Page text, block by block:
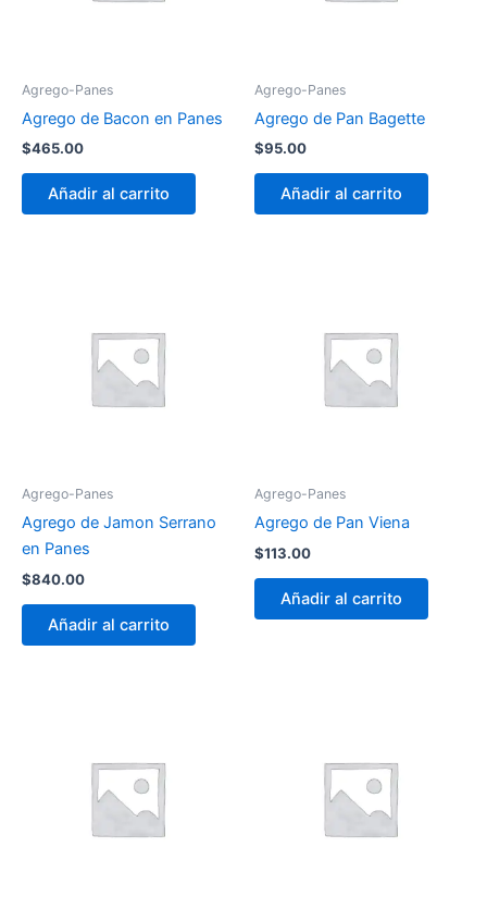
Agrego-Panes
Agrego de Bacon en Panes
$465.00
Añadir al carrito
Agrego-Panes
Agrego de Pan Bagette
$95.00
Añadir al carrito
Agrego-Panes
Agrego de Jamon Serrano
en Panes
$840.00
Añadir al carrito
Agrego-Panes
Agrego de Pan Viena
$113.00
Añadir al carrito